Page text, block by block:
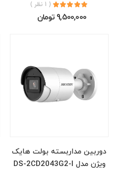
( 1 نظر )
9,500,000 تومان
دوربین مداربسته بولت هایک
ویژن مدل DS-2CD2043G2-I